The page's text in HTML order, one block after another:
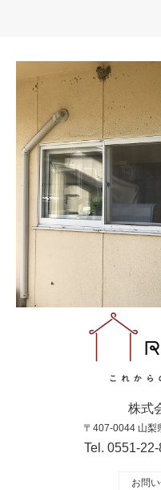
株式
〒407-0044 山梨
Tel. 0551-
お問